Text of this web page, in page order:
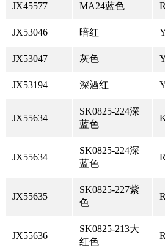
JX45577 MA24蓝色
JX53046 暗红
JX53047 灰色
JX53194 深酒红
JX55634
SK0825-224深
蓝色
JX55634
SK0825-224深
蓝色
JX55635
SK0825-227紫
色
JX55636
SK0825-213大
红色